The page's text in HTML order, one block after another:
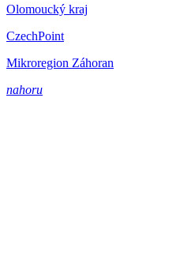
Olomoucký kraj
CzechPoint
Mikroregion Záhoran
nahoru